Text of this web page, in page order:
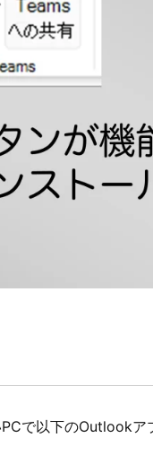
で以下のOutlookア